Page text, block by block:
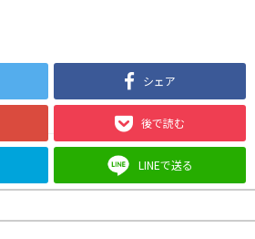
シェア
後で読む
LINEで送る